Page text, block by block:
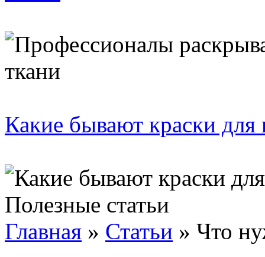
Какие бывают краски для
Полезные статьи
Главная » Статьи » Что